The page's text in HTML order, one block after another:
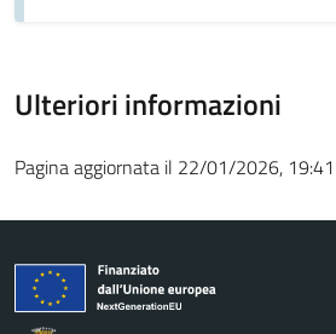
Ulteriori informazioni
Pagina aggiornata il 22/01/2026, 19:41